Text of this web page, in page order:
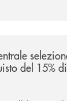
del 15%